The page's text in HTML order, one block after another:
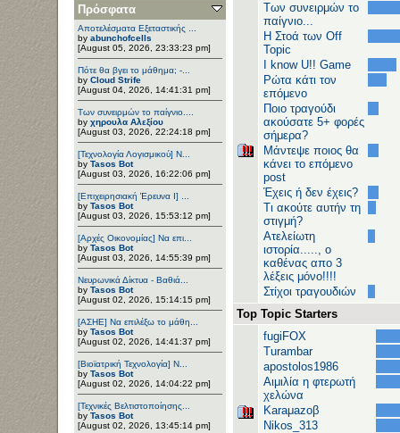
Πρόσφατα
Αποτελέσματα Εξεταστικής ...
by abunchofcells
[August 05, 2026, 23:33:23 pm]
Πότε θα βγει το μάθημα; -...
by Cloud Strife
[August 04, 2026, 14:41:31 pm]
Των συνειρμών το παίγνιο....
by χηρουλα Αλεξίου
[August 03, 2026, 22:24:18 pm]
[Τεχνολογία Λογισμικού] Ν...
by Tasos Bot
[August 03, 2026, 16:22:06 pm]
[Επιχειρησιακή Έρευνα Ι] ...
by Tasos Bot
[August 03, 2026, 15:53:12 pm]
[Αρχές Οικονομίας] Να επι...
by Tasos Bot
[August 03, 2026, 14:55:39 pm]
Νευρωνικά Δίκτυα - Βαθιά...
by Tasos Bot
[August 02, 2026, 15:14:15 pm]
[ΑΣΗΕ] Να επιλέξω το μάθη...
by Tasos Bot
[August 02, 2026, 14:41:37 pm]
[Βιοϊατρική Τεχνολογία] Ν...
by Tasos Bot
[August 02, 2026, 14:04:22 pm]
[Τεχνικές Βελτιστοποίησης...
by Tasos Bot
[August 02, 2026, 13:45:14 pm]
Των συνειρμών το
παίγνιο...
H Στοά των Off
Topic
I know U!! Game
Ρώτα κάτι τον
επόμενο
Ποιο τραγούδι
ακούσατε 5+ φορές
σήμερα?
Μάντεψε ποιος θα
κάνει το επόμενο
post
Έχεις ή δεν έχεις?
Τι ακούτε αυτήν τη
στιγμή?
Ατελείωτη
ιστορία....., ο
καθένας απο 3
λέξεις μόνο!!!!
Στίχοι τραγουδιών
Top Topic Starters
fugiFOX
Turambar
apostolos1986
Αιμιλία η φτερωτή
χελώνα
Karaμazoβ
Nikos_313